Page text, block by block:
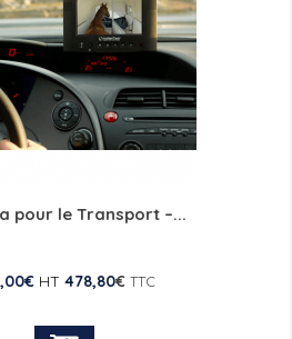
le Transport –...
€HT478,80€ TTC